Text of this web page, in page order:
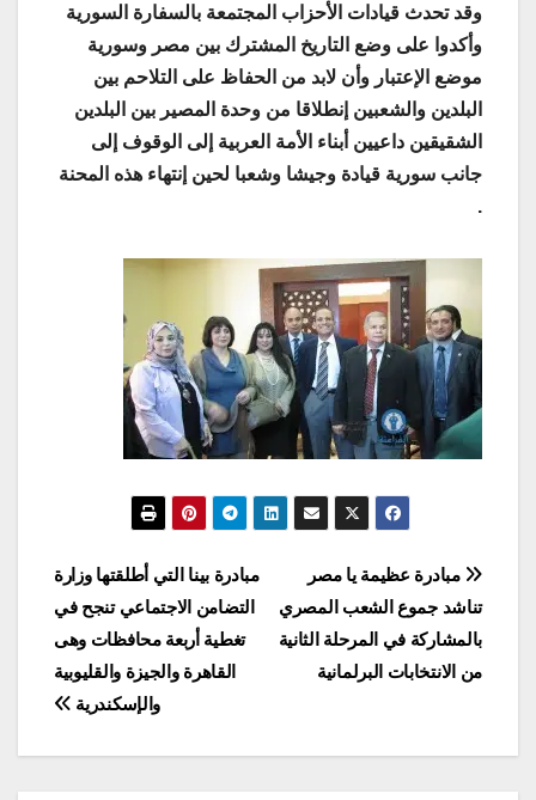
وقد تحدث قيادات الأحزاب المجتمعة بالسفارة السورية
وأكدوا على وضع التاريخ المشترك بين مصر وسورية
موضع الإعتبار وأن لابد من الحفاظ على التلاحم بين
البلدين والشعبين إنطلاقا من وحدة المصير بين البلدين
الشقيقين داعيين أبناء الأمة العربية إلى الوقوف إلى
جانب سورية قيادة وجيشا وشعبا لحين إنتهاء هذه المحنة
.
تصفّح
المقالات
مبادرة بينا التي أطلقتها وزارة
التضامن الاجتماعي تنجح في
تغطية أربعة محافظات وهى
القاهرة والجيزة والقليوبية
والإسكندرية
مبادرة عظيمة يا مصر
تناشد جموع الشعب المصري
بالمشاركة في المرحلة الثانية
من الانتخابات البرلمانية